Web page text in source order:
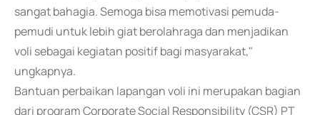
sangat bahagia. Semoga bisa memotivasi pemuda-
pemudi untuk lebih giat berolahraga dan menjadikan
voli sebagai kegiatan positif bagi masyarakat,"
ungkapnya.
Bantuan perbaikan lapangan voli ini merupakan bagian
dari program Corporate Social Responsibility (CSR) PT